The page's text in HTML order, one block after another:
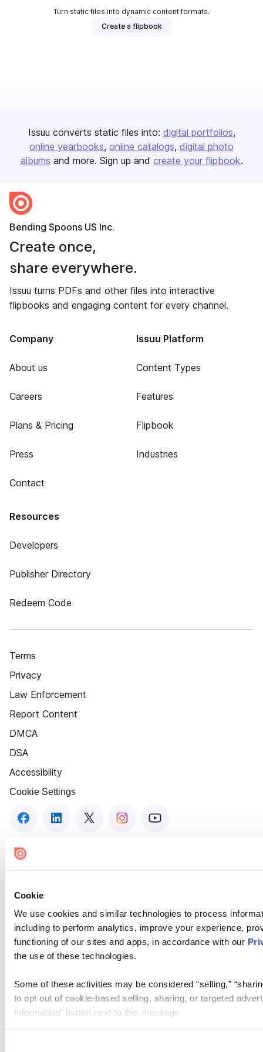
Cookie
We use cookies and similar technologies to process
including to perform analytics, improve your experience,
functioning of our sites and apps, in accordance with our
the use of these technologies.
Some of these activities may be considered “selling,”
to opt out of cookie-based selling, sharing, or targeted
Information” button next to this message.
Turn static files into dynamic content formats.
Create a flipbook
Issuu converts static files into: digital portfolios
online yearbooks online catalogs digital photo
albums and more. Sign up and create your flipbook.
Bending Spoons US Inc.
Create once,
share everywhere.
Issuu turns PDFs and other files into interactive
flipbooks and engaging content for every channel.
Company
About us
Careers
Plans & Pricing
Press
Contact
Issuu Platform
Content Types
Features
Flipbook
Industries
Resources
Developers
Publisher Directory
Redeem Code
Terms
Privacy
Law Enforcement
Report Content
DMCA
DSA
Accessibility
Cookie Settings